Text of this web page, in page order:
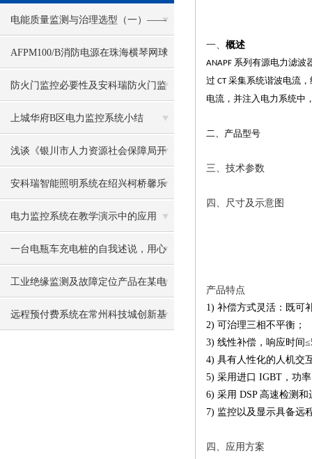
电能质量监测与治理选型（一）——
ANAPF有源电力滤波器
AFPM100/B消防电源在珠海横琴网球
中心项目的应用
防火门监控必要性及安科瑞防火门监
控系统产品各组件详细介绍
上城华府B区电力监控系统小结
浅谈《银川市人力资源社会保障局开
展电气火灾综合治理工作实施方案
安科瑞智能照明系统在绍兴柯桥馨乐
庭服务公寓项目的应用
电力监控系统在教学演示中的应用
一台电瓶车充电桩的自我述说，用心
守卫一方充电消防安全
工业绝缘监测及故障定位产品在某电
站的应用
远程预付费系统在常州科技城创新基
一、 概述
ANAPF 系列有源电力滤波
过 CT采集系统谐波电流
电流，并注入电力系统中
二、产品型号
三、技术参数
四、尺寸及示意图
产品特点
1) 补偿方式灵活：既可
2) 可治理三相不平衡；
3) 线性补偿，响应时间
4) 具有人性化的人机交
5) 采用进口 IGBT ，功
6) 采用 DSP 高速检测和
7) 监控以及显示具备远
四、应用方案